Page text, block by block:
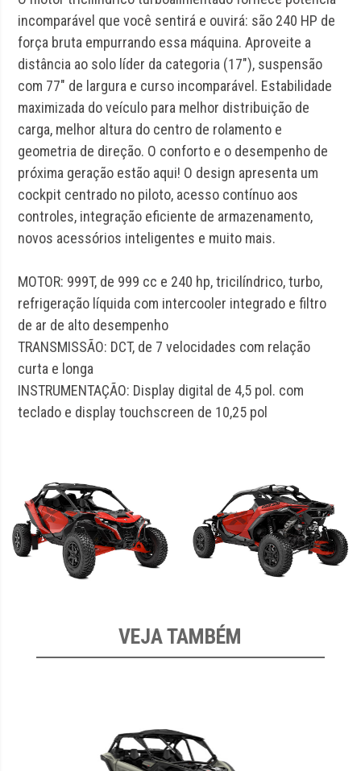
incomparável que você sentirá e ouvirá: são 240 HP de
força bruta empurrando essa máquina. Aproveite a
distância ao solo líder da categoria (17″), suspensão
com 77″ de largura e curso incomparável. Estabilidade
maximizada do veículo para melhor distribuição de
carga, melhor altura do centro de rolamento e
geometria de direção. O conforto e o desempenho de
próxima geração estão aqui! O design apresenta um
cockpit centrado no piloto, acesso contínuo aos
controles, integração eficiente de armazenamento,
novos acessórios inteligentes e muito mais.
MOTOR: 999T, de 999 cc e 240 hp, tricilíndrico, turbo,
refrigeração líquida com intercooler integrado e filtro
de ar de alto desempenho
TRANSMISSÃO: DCT, de 7 velocidades com relação
curta e longa
INSTRUMENTAÇÃO: Display digital de 4,5 pol. com
teclado e display touchscreen de 10,25 pol
VEJA TAMBÉM